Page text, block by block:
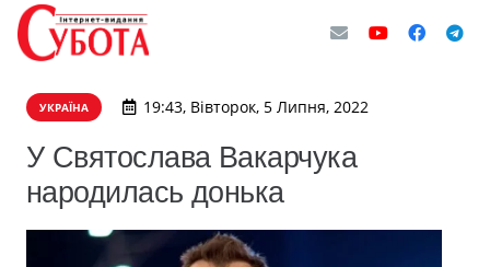
УКРАЇНА 19:43, Вівторок, 5 Липня, 2022
У Святослава Вакарчука
народилась донька